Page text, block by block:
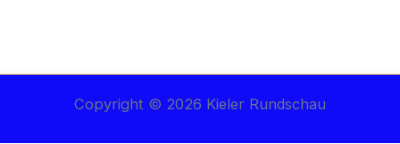
Copyright © 2026 Kieler Rundschau